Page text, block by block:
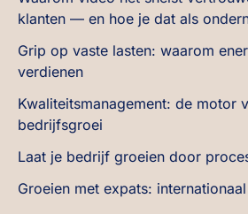
klanten — en hoe je dat als
Grip op vaste lasten: waarom
verdienen
Kwaliteitsmanagement: de motor
bedrijfsgroei
Laat je bedrijf groeien door
Groeien met expats: